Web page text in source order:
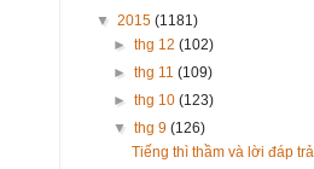
▼ 2015 (1181)
►thg 12(102)
►thg 11(109)
►thg 10(123)
▼thg 9(126)
Tiếng thì thầm và lời đáp trả